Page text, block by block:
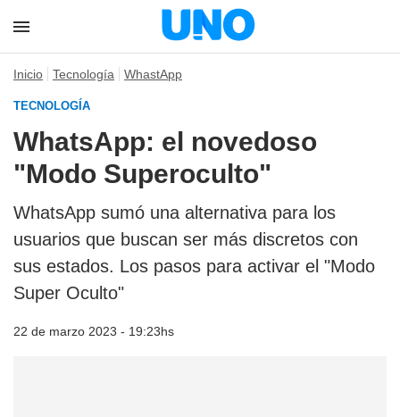
Inicio Tecnología WhastApp
TECNOLOGÍA
WhatsApp: el novedoso
"Modo Superoculto"
WhatsApp sumó una alternativa para los
usuarios que buscan ser más discretos con
sus estados. Los pasos para activar el "Modo
Super Oculto"
22 de marzo 2023 - 19:23hs